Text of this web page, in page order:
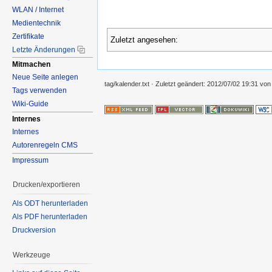
Zuletzt angesehen:
WLAN / Internet
Medientechnik
Zertifikate
Letzte Änderungen
Mitmachen
Neue Seite anlegen
Tags verwenden
Wiki-Guide
Internes
Internes
Autorenregeln CMS
Impressum
Drucken/exportieren
Als ODT herunterladen
Als PDF herunterladen
Druckversion
Werkzeuge
tag/kalender.txt · Zuletzt geändert: 2012/07/02 19:31 von